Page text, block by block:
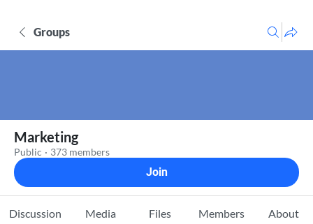
Groups
Marketing
Public · 373 members
Join
Discussion Media Files Members About